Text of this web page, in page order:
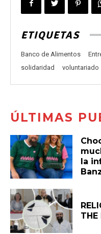
ETIQUETAS
Banco de Alimentos
solidaridad
voluntariado
ÚLTIMAS
la
THE